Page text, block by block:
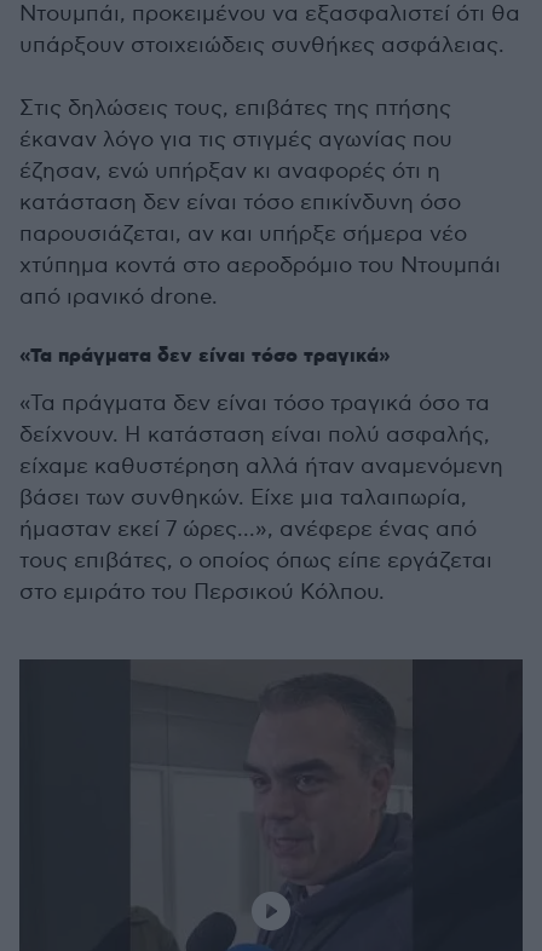
Ντουμπάι, προκειμένου να εξασφαλιστεί ότι θα
υπάρξουν στοιχειώδεις συνθήκες ασφάλειας.
Στις δηλώσεις τους, επιβάτες της πτήσης
έκαναν λόγο για τις στιγμές αγωνίας που
έζησαν, ενώ υπήρξαν κι αναφορές ότι η
κατάσταση δεν είναι τόσο επικίνδυνη όσο
παρουσιάζεται, αν και υπήρξε σήμερα νέο
χτύπημα κοντά στο αεροδρόμιο του Ντουμπάι
από ιρανικό drone.
«Τα πράγματα δεν είναι τόσο τραγικά»
«Τα πράγματα δεν είναι τόσο τραγικά όσο τα
δείχνουν. Η κατάσταση είναι πολύ ασφαλής,
είχαμε καθυστέρηση αλλά ήταν αναμενόμενη
βάσει των συνθηκών. Είχε μια ταλαιπωρία,
ήμασταν εκεί 7 ώρες...», ανέφερε ένας από
τους επιβάτες, ο οποίος όπως είπε εργάζεται
στο εμιράτο του Περσικού Κόλπου.